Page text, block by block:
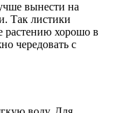
вынести на
Так листики
растению хорошо в
чередовать с